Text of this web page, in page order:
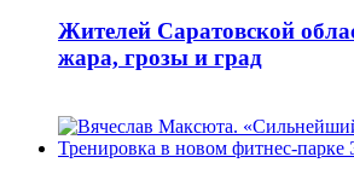
Жителей Саратовской
жара, грозы и град